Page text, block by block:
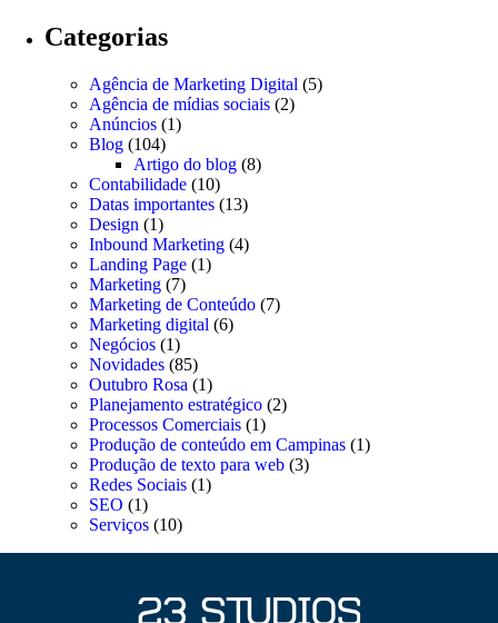
Categorias
Agência de Marketing Digital (5)
Agência de mídias sociais (2)
Anúncios (1)
Blog (104)
Artigo do blog (8)
Contabilidade (10)
Datas importantes (13)
Design (1)
Inbound Marketing (4)
Landing Page (1)
Marketing (7)
Marketing de Conteúdo (7)
Marketing digital (6)
Negócios (1)
Novidades (85)
Outubro Rosa (1)
Planejamento estratégico (2)
Processos Comerciais (1)
Produção de conteúdo em Campinas (1)
Produção de texto para web (3)
Redes Sociais (1)
SEO (1)
Serviços (10)